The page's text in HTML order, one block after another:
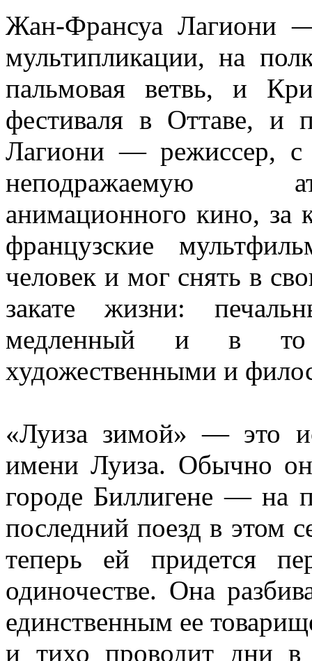
Жан-Франсуа Лагиони
мультипликации, на
пальмовая ветвь, и
фестиваля в Оттаве, и
Лагиони — режиссер, с
неподражаемую
анимационного кино, за
французские
человек и мог снять в
закате жизни:
медленный и в то
художественными и
«Луиза зимой» — это
имени Луиза. Обычно
городе Биллигене — на
последний поезд в этом
теперь ей придется
одиночестве. Она
единственным ее
и тихо проводит дни в